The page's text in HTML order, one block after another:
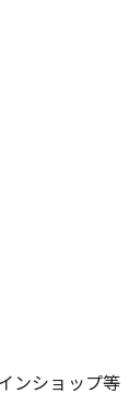
ンショップ等